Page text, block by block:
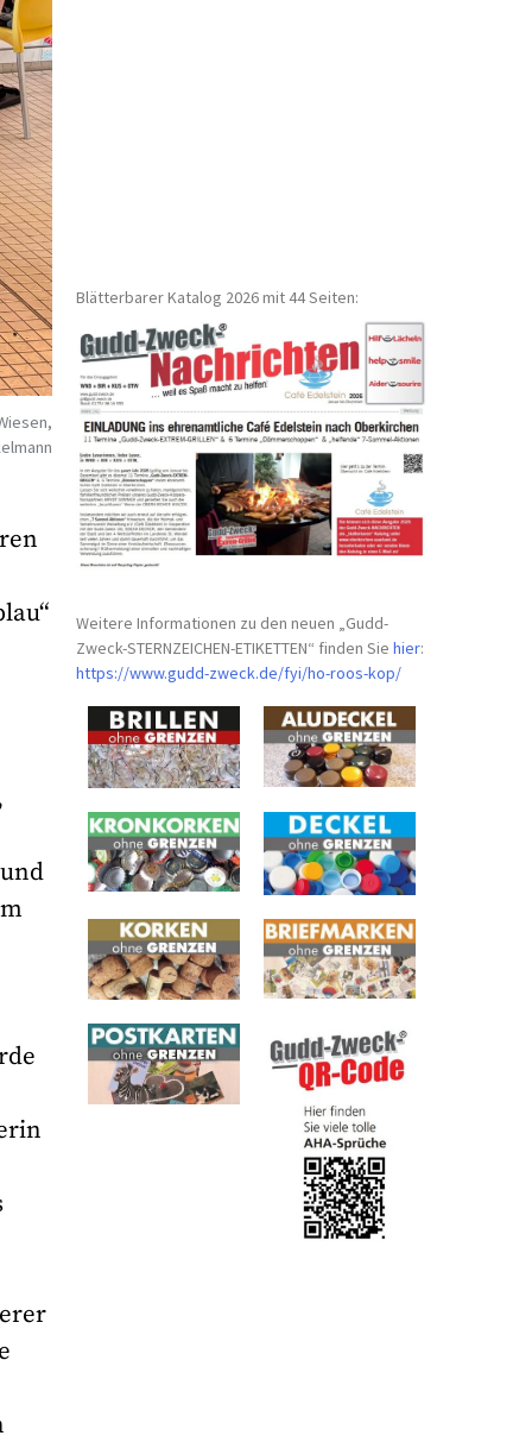
Blätterbarer Katalog 2026 mit 44 Seiten:
Weitere Informationen zu den neuen „Gudd-
Zweck-STERNZEICHEN-ETIKETTEN“ finden Siehier:
https://www.gudd-zweck.de/fyi/ho-roos-kop/